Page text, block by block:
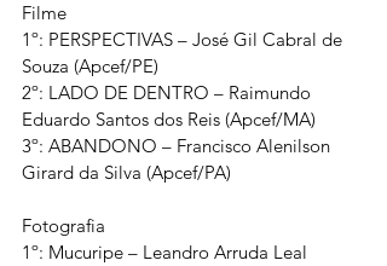
Filme
1º: PERSPECTIVAS – José Gil Cabral de
Souza (Apcef/PE)
2º: LADO DE DENTRO – Raimundo
Eduardo Santos dos Reis (Apcef/MA)
3º: ABANDONO – Francisco Alenilson
Girard da Silva (Apcef/PA)
Fotografia
1º: Mucuripe – Leandro Arruda Leal